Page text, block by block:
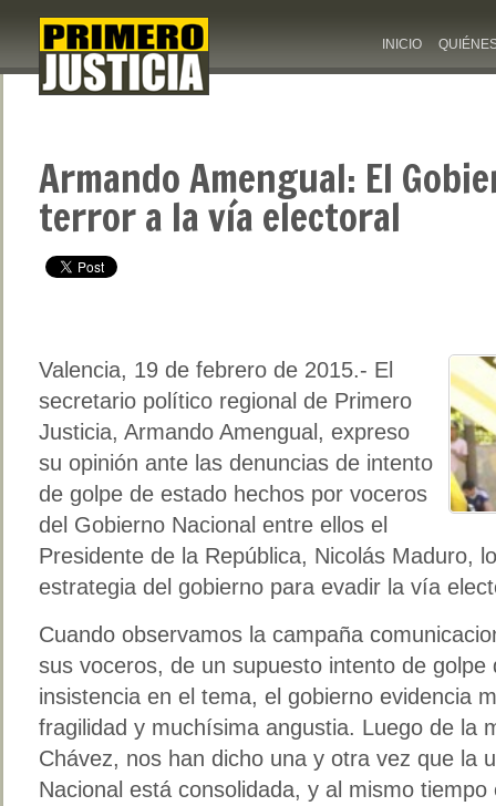
INICIO
Armando Amengual: El
terror a la vía electoral
Valencia, 19 de febrero de 2015.- El
secretario político regional de Primero
Justicia, Armando Amengual, expreso
su opinión ante las denuncias de intento
de golpe de estado hechos por voceros
del Gobierno Nacional entre ellos el
Presidente de la República, Nicolás Maduro,
estrategia del gobierno para evadir la vía
Cuando observamos la campaña
sus voceros, de un supuesto intento de golpe
insistencia en el tema, el gobierno evidencia
fragilidad y muchísima angustia. Luego de la
Chávez, nos han dicho una y otra vez que la
Nacional está consolidada, y al mismo